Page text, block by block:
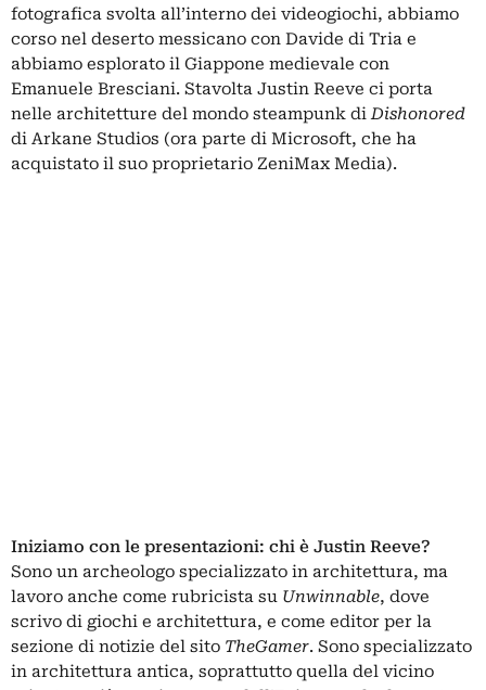
fotografica svolta all’interno dei videogiochi, abbiamo
corso nel deserto messicano con Davide di Tria e
abbiamo esplorato il Giappone medievale con
Emanuele Bresciani. Stavolta Justin Reeve ci porta
nelle architetture del mondo steampunk diDishonored
di Arkane Studios (ora parte di Microsoft, che ha
acquistato il suo proprietario ZeniMax Media).
Iniziamo con le presentazioni: chi è Justin Reeve?
Sono un archeologo specializzato in architettura, ma
lavoro anche come rubricista su Unwinnable, dove
scrivo di giochi e architettura, e come editor per la
sezione di notizie del sito TheGamer. Sono specializzato
in architettura antica, soprattutto quella del vicino